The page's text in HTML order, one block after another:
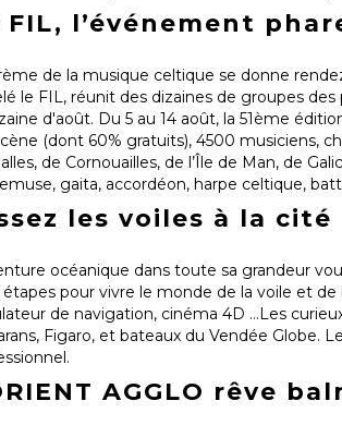
FIL, l’événement
de la musique celtique se donne
le FIL, réunit des dizaines de groupes
d'août. Du 5 au 14 août, la 51ème
(dont 60% gratuits), 4500 musiciens,
de Cornouailles, de l’Île de Man, de
gaita, accordéon, harpe celtique,
les voiles à la
océanique dans toute sa grandeur
pour vivre le monde de la voile et de
de navigation, cinéma 4D …Les
Figaro, et bateaux du Vendée Globe.
AGGLO rêve